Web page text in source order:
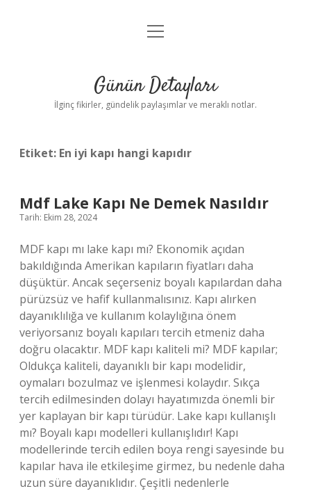
Gizlilik Politikası
Yasal Uyarı
menüyü
Günün Detayları
İlginç fikirler, gündelik paylaşımlar ve meraklı notlar.
Etiket: En iyi kapı hangi kapıdır
Mdf Lake Kapı Ne Demek Nasıldır
Tarih: Ekim 28, 2024
MDF kapı mı lake kapı mı? Ekonomik açıdan
bakıldığında Amerikan kapıların fiyatları daha
düşüktür. Ancak seçerseniz boyalı kapılardan daha
pürüzsüz ve hafif kullanmalısınız. Kapı alırken
dayanıklılığa ve kullanım kolaylığına önem
veriyorsanız boyalı kapıları tercih etmeniz daha
doğru olacaktır. MDF kapı kaliteli mi? MDF kapılar;
Oldukça kaliteli, dayanıklı bir kapı modelidir,
oymaları bozulmaz ve işlenmesi kolaydır. Sıkça
tercih edilmesinden dolayı hayatımızda önemli bir
yer kaplayan bir kapı türüdür. Lake kapı kullanışlı
mı? Boyalı kapı modelleri kullanışlıdır! Kapı
modellerinde tercih edilen boya rengi sayesinde bu
kapılar hava ile etkileşime girmez, bu nedenle daha
uzun süre dayanıklıdır. Çeşitli nedenlerle